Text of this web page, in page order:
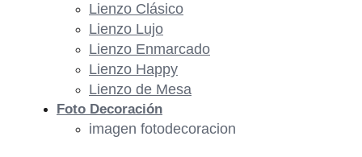
Lienzo Clásico
Lienzo Lujo
Lienzo Enmarcado
Lienzo Happy
Lienzo de Mesa
Foto Decoración
imagen fotodecoracion